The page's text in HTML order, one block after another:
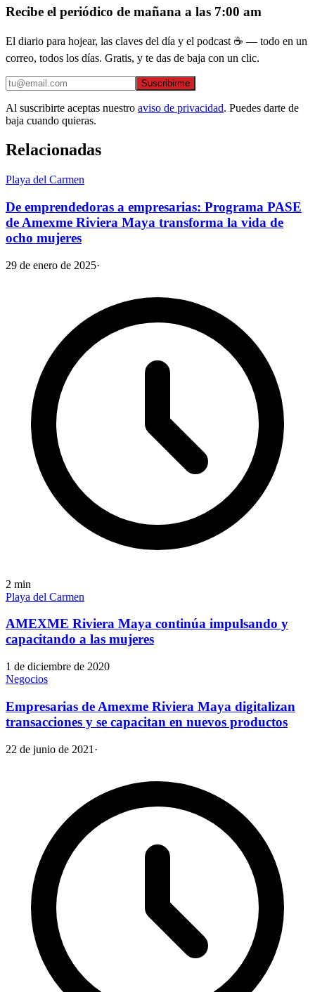
Recibe el periódico de mañana a las 7:00 am
El diario para hojear, las claves del día y el podcast ☕ — todo en un
correo, todos los días. Gratis, y te das de baja con un clic.
Suscribirme
Al suscribirte aceptas nuestro aviso de privacidad. Puedes darte de
baja cuando quieras.
Relacionadas
Playa del Carmen
De emprendedoras a empresarias: Programa PASE
de Amexme Riviera Maya transforma la vida de
ocho mujeres
29 de enero de 2025·
2 min
Playa del Carmen
AMEXME Riviera Maya continúa impulsando y
capacitando a las mujeres
1 de diciembre de 2020
Negocios
Empresarias de Amexme Riviera Maya digitalizan
transacciones y se capacitan en nuevos productos
22 de junio de 2021 ·